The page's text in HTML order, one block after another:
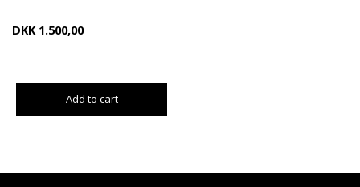
DKK 1.500,00
Add to cart